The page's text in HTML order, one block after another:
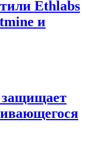
Ethlabs
и
защищает